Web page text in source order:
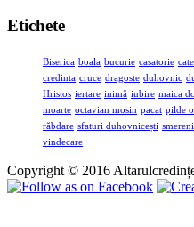
Etichete
Biserica boala bucurie casatorie
credinta cruce dragoste duhovnic
Hristos iertare inimă iubire maica
moarte octavian mosin pacat pilde
răbdare sfaturi duhovnicești
vindecare
Copyright © 2016